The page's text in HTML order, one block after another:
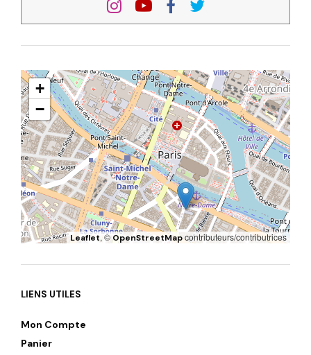
+
−
Leaflet, ©OpenStreetMapcontributeurs/contributrices
LIENS UTILES
Mon Compte
Panier